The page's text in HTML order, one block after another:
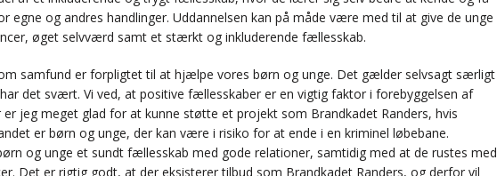
egne og andres handlinger. Uddannelsen kan på måde være med til at give de unge
øget selvværd samt et stærkt og inkluderende fællesskab.
samfund er forpligtet til at hjælpe vores børn og unge. Det gælder selvsagt særligt
det svært. Vi ved, at positive fællesskaber er en vigtig faktor i forebyggelsen af
jeg meget glad for at kunne støtte et projekt som Brandkadet Randers, hvis
er børn og unge, der kan være i risiko for at ende i en kriminel løbebane.
og unge et sundt fællesskab med gode relationer, samtidig med at de rustes med
Det er rigtig godt, at der eksisterer tilbud som Brandkadet Randers, og derfor vil